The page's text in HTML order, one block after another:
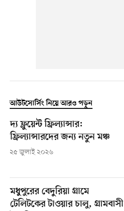
আউটসোর্সিং নিয়ে আরও পড়ুন
দ্য ফ্লুয়েন্ট ফ্রিল্যান্সার:
ফ্রিল্যান্সারদের জন্য নতুন মঞ্চ
২৫ জুলাই ২০২৬
মধুপুরের বেদুরিয়া গ্রামে
টেলিটকের টাওয়ার চালু, গ্রামবাসী